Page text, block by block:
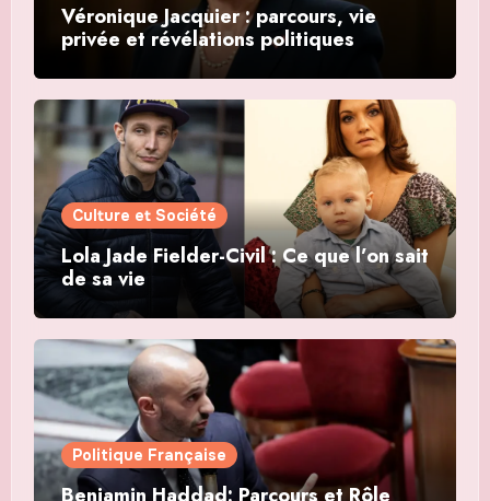
Véronique Jacquier : parcours, vie
privée et révélations politiques
Culture et Société
Lola Jade Fielder-Civil : Ce que l’on sait
de sa vie
Politique Française